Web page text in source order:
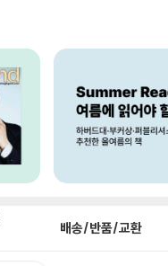
배송/반품/교환